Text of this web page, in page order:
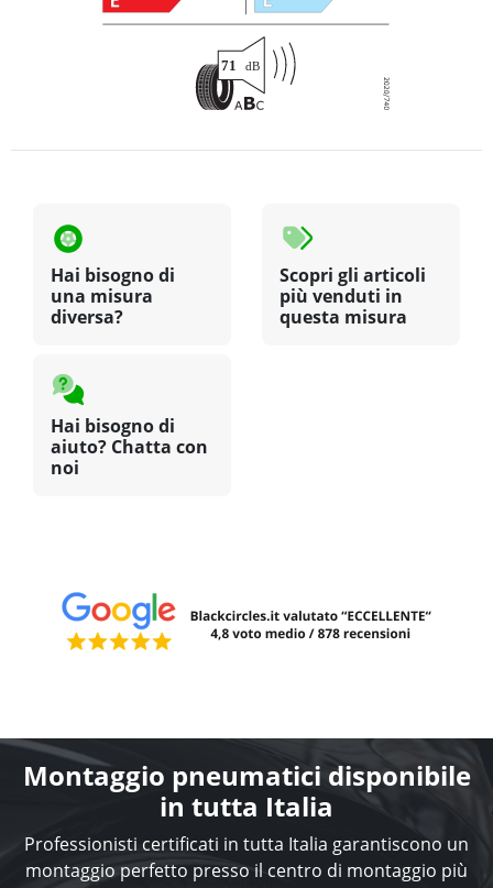
Hai bisogno di
una misura
diversa?
Scopri gli articoli
più venduti in
questa misura
Hai bisogno di
aiuto? Chatta con
noi
Montaggio pneumatici disponibile
in tutta Italia
Professionisti certificati in tutta Italia garantiscono un
montaggio perfetto presso il centro di montaggio più